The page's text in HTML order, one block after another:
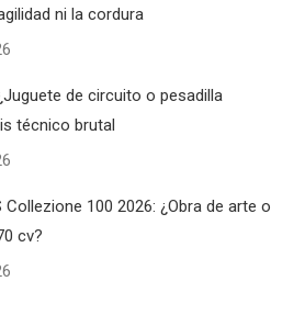
ni la cordura
de circuito o pesadilla
técnico brutal
Collezione 100 2026: ¿Obra de arte o
cv?